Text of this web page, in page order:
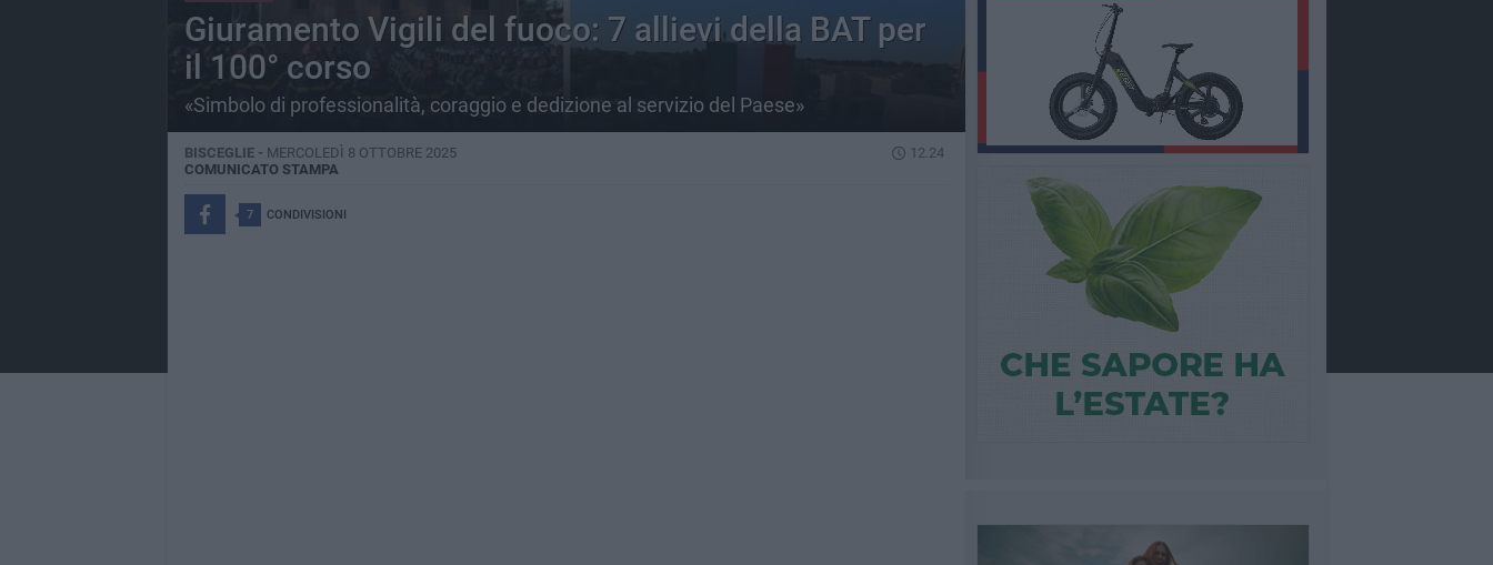
Giuramento Vigili del fuoco: 7 allievi della BAT per
il 100° corso
«Simbolo di professionalità, coraggio e dedizione al servizio del Paese»
BISCEGLIE - MERCOLEDÌ 8 OTTOBRE 2025
12.24
COMUNICATO STAMPA
7 CONDIVISIONI